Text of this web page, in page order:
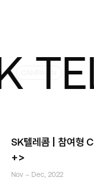
SK텔레콤 | 참여형
+>
Nov – Dec, 2022